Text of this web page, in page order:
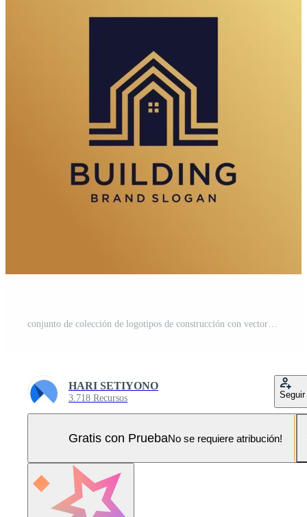
conjunto de colección de logotipos de construcción con vector premium de estilo de arte de línea creativa Pro Vector y Pro SVG
HARI SETIYONO
3.718 Recursos Seguir
Gratis con PruebaNo se requiere atribución!